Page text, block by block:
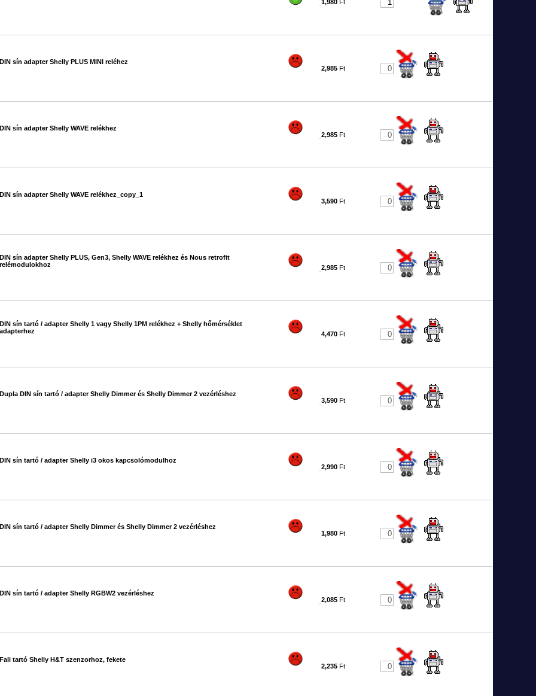
1,980 Ft
DIN sín adapter Shelly PLUS MINI reléhez
2,985 Ft
DIN sín adapter Shelly WAVE relékhez
2,985 Ft
DIN sín adapter Shelly WAVE relékhez_copy_1
3,590 Ft
DIN sín adapter Shelly PLUS, Gen3, Shelly WAVE relékhez és Nous retrofit
relémodulokhoz
2,985 Ft
DIN sín tartó / adapter Shelly 1 vagy Shelly 1PM relékhez + Shelly hőmérséklet
adapterhez
4,470 Ft
Dupla DIN sín tartó / adapter Shelly Dimmer és Shelly Dimmer 2 vezérléshez
3,590 Ft
DIN sín tartó / adapter Shelly i3 okos kapcsolómodulhoz
2,990 Ft
DIN sín tartó / adapter Shelly Dimmer és Shelly Dimmer 2 vezérléshez
1,980 Ft
DIN sín tartó / adapter Shelly RGBW2 vezérléshez
2,085 Ft
Fali tartó Shelly H&T szenzorhoz, fekete
2,235 Ft